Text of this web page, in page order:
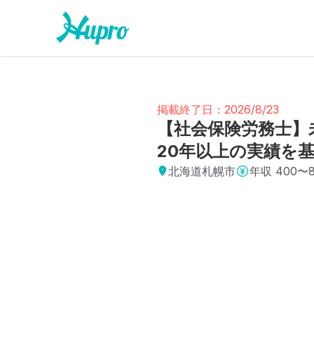
掲載終了日：2026/8/23
【社会保険労務士
20年以上の実績を
北海道札幌市 年収 400〜